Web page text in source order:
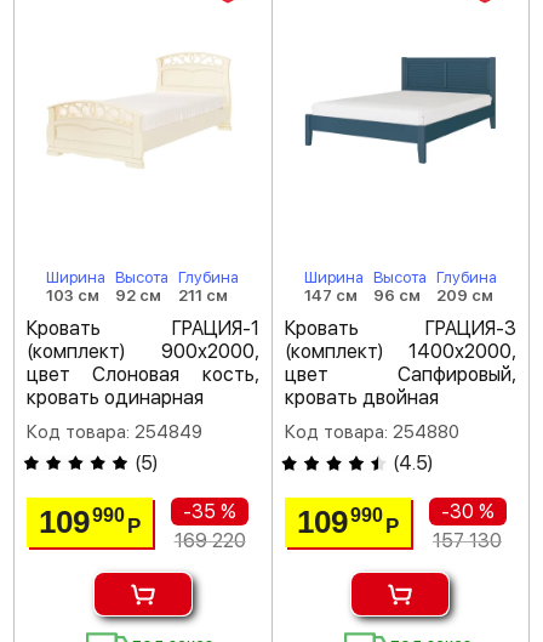
Ширина
103 см
Высота
92 см
Глубина
211 см
Кровать ГРАЦИЯ-1
(комплект) 900х2000,
цвет Слоновая кость,
кровать одинарная
Код товара: 254849
(5)
109990 Р
-35 %
169 220
Ширина
147 см
Высота
96 см
Глубина
209 см
Кровать ГРАЦИЯ-3
(комплект) 1400х2000,
цвет Сапфировый,
кровать двойная
Код товара: 254880
(4.5)
109990 Р
-30 %
157 130